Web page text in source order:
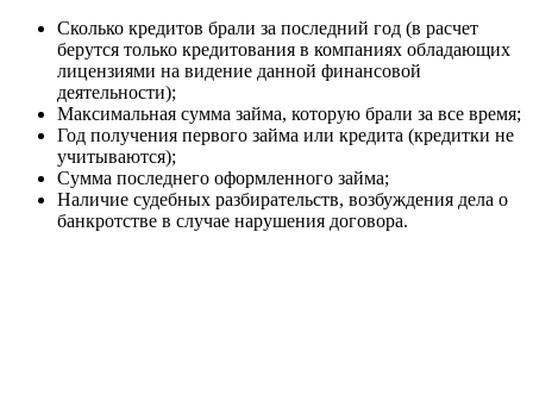
Сколько кредитов брали за последний год (в расчет
берутся только кредитования в компаниях обладающих
лицензиями на видение данной финансовой
деятельности);
Максимальная сумма займа, которую брали за все время;
Год получения первого займа или кредита (кредитки не
учитываются);
Сумма последнего оформленного займа;
Наличие судебных разбирательств, возбуждения дела о
банкротстве в случае нарушения договора.